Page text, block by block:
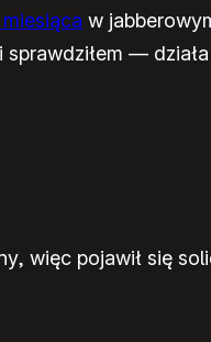
w
— działa
więc pojawił się